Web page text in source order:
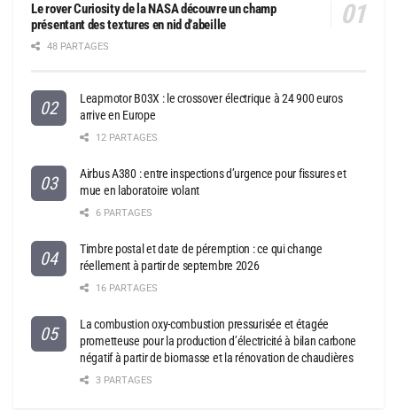
Le rover Curiosity de la NASA découvre un champ
présentant des textures en nid d’abeille
48 PARTAGES
Leapmotor B03X : le crossover électrique à 24 900 euros
arrive en Europe
12 PARTAGES
Airbus A380 : entre inspections d’urgence pour fissures et
mue en laboratoire volant
6 PARTAGES
Timbre postal et date de péremption : ce qui change
réellement à partir de septembre 2026
16 PARTAGES
La combustion oxy-combustion pressurisée et étagée
prometteuse pour la production d’électricité à bilan carbone
négatif à partir de biomasse et la rénovation de chaudières
3 PARTAGES